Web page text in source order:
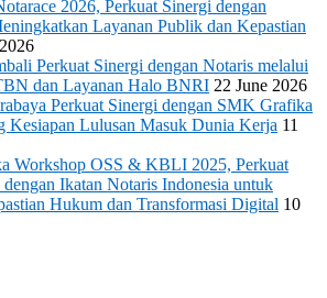
2026, Perkuat Sinergi dengan
Layanan Publik dan Kepastian
Perkuat Sinergi dengan Notaris melalui
dan Layanan Halo BNRI 22 June 2026
Perkuat Sinergi dengan SMK Grafika
Kesiapan Lulusan Masuk Dunia Kerja 11
Workshop OSS & KBLI 2025, Perkuat
dengan Ikatan Notaris Indonesia untuk
Hukum dan Transformasi Digital 10